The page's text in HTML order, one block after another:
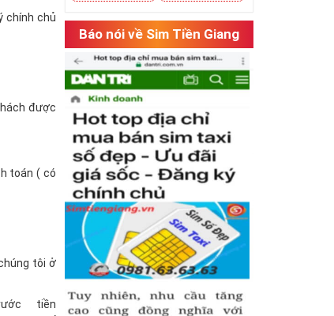
chính chủ
được
toán ( có
tôi ở
tiền
Báo nói về Sim Tiền Giang